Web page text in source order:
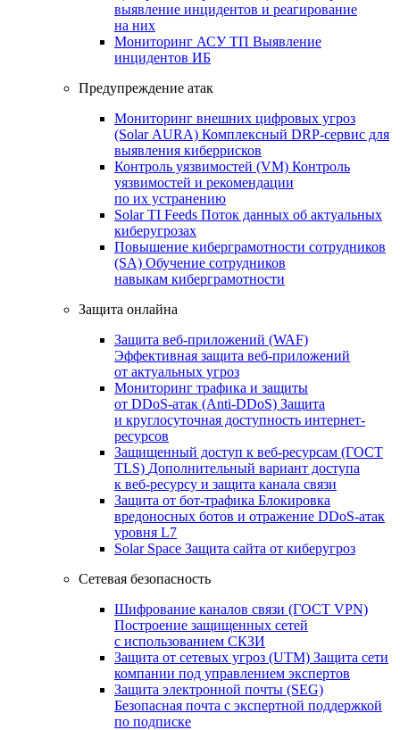
выявление инцидентов и реагирование
на них
Мониторинг АСУ ТП Выявление
инцидентов ИБ
Предупреждение атак
Мониторинг внешних цифровых угроз
(Solar AURA) Комплексный DRP-сервис для
выявления киберрисков
Контроль уязвимостей (VM) Контроль
уязвимостей и рекомендации
по их устранению
Solar TI Feeds Поток данных об актуальных
киберугрозах
Повышение киберграмотности сотрудников
(SA) Обучение сотрудников
навыкам киберграмотности
Защита онлайна
Защита веб-приложений (WAF)
Эффективная защита веб-приложений
от актуальных угроз
Мониторинг трафика и защиты
от DDoS‑атак (Anti‑DDoS) Защита
и круглосуточная доступность интернет-
ресурсов
Защищенный доступ к веб-ресурсам (ГОСТ
TLS) Дополнительный вариант доступа
к веб‑ресурсу и защита канала связи
Защита от бот‑трафика Блокировка
вредоносных ботов и отражение DDoS‑атак
уровня L7
Solar Space Защита сайта от киберугроз
Сетевая безопасность
Шифрование каналов связи (ГОСТ VPN)
Построение защищенных сетей
с использованием СКЗИ
Защита от сетевых угроз (UTM) Защита сети
компании под управлением экспертов
Защита электронной почты (SEG)
Безопасная почта с экспертной поддержкой
по подписке